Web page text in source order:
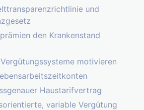
und
den Krankenstand
motivieren
Haustarifvertrag
variable Vergütung